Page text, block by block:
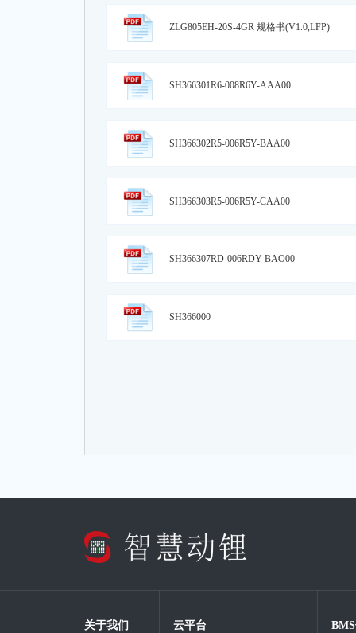
ZLG805EH-20S-4GR 规格书(V1.0,LFP)
SH366301R6-008R6Y-AAA00
SH366302R5-006R5Y-BAA00
SH366303R5-006R5Y-CAA00
SH366307RD-006RDY-BAO00
SH366000
关于我们 云平台